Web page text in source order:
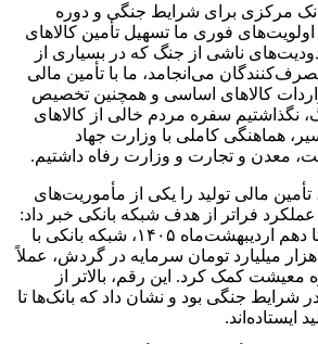
بانک مرکزی برای شرایط جنگی و دوره
فوری ما تسهیل تأمین کالاهای
ناشی از جنگ که در بسیاری از
می‌انجامد، ما با تأمین مالی
کالاهای اساسی و همچنین تخصیص
نگذاشتیم سفره مردم خالی از کالاهای
هماهنگی کاملی با وزارت جهاد
معدن و تجارت و وزارت رفاه داشتیم.
مالی تولید را یکی از مأموریت‌های
فراتر از هدف شبکه بانکی خبر داد:
از ابتدای دی‌ماه ۱۴۰۴ تا دهم اردیبهشت‌ماه ۱۴۰۵، شبکه بانکی با
پرداخت یک‌هزار و ۸۰۰ هزار میلیارد تومان سرمایه در گردش، عملاً
معیشت کمک کرد. این رقم، بالاتر از
شرایط جنگی بود و نشان داد که بانک‌ها تا
ایستاده‌اند.